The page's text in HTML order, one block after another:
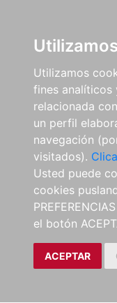
Utilizamos
fines analíticos
relacionada
un perfil
navegación
visitados).
Usted puede
cookies
el botón
ACEPTAR